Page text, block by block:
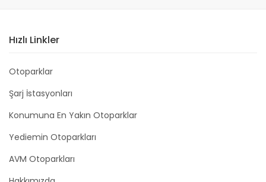
Hızlı Linkler
Otoparklar
Şarj İstasyonları
Konumuna En Yakın Otoparklar
Yediemin Otoparkları
AVM Otoparkları